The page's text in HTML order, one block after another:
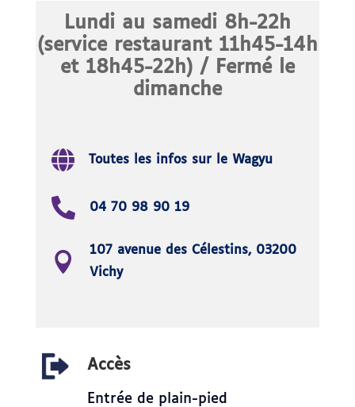
Lundi au samedi 8h-22h
(service restaurant 11h45-14h
et 18h45-22h) / Fermé le
dimanche
Toutes les infos sur le Wagyu
04 70 98 90 19
107 avenue des Célestins, 03200
Vichy
Accès
Entrée de plain-pied